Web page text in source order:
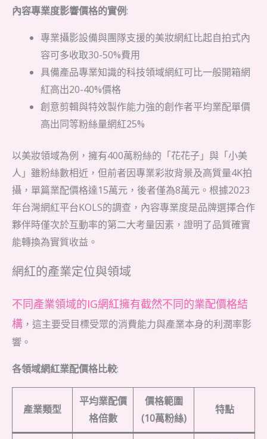
內容專業度影響價格的實例:
專業攝影設備與團隊支援的美妝網紅比起自拍式內
容可多收取30-50%費用
具備產品專業知識的科技領域網紅可比一般開箱網
紅高出20-40%價格
創意剪輯與特效製作能力強的創作者平均業配單價
高出同等粉絲量網紅25%
以美妝領域為例，擁有400萬粉絲的「花花子」與「小美
人」雖粉絲數相近，但前者因專業彩妝背景及高質量4K拍
攝，單篇業配價格達15萬元，後者僅為8萬元。根據2023
年台灣網紅平台KOLS的調查，內容專業度是品牌選擇合作
夥伴時僅次於互動率的第二大考量因素，證明了品質確實
能轉換為實質收益。
網紅的產業定位與領域
不同產業領域的IG網紅擁有截然不同的業配價格結
構 ，這主要受目標受眾的消費能力與產業本身的利潤率影
響。
各領域網紅業配價格比較:
產業類型
平均業配價
格倍數
價格範圍
(10萬粉絲)
特點